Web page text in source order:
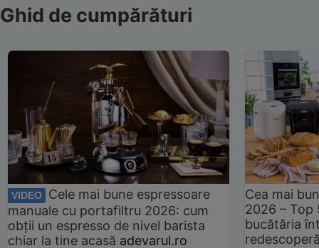
Ghid de cumpărături
VIDEO
Cele mai bune espressoare
manuale cu portafiltru 2026: cum
obții un espresso de nivel barista
chiar la tine acasă adevarul.ro
Cea mai
2026 –
bucătăria